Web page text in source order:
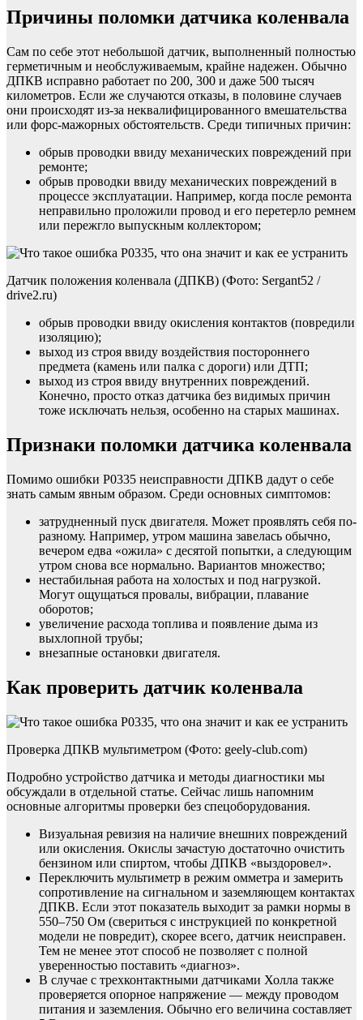
Причины поломки датчика коленвала
Сам по себе этот небольшой датчик, выполненный полностью
герметичным и необслуживаемым, крайне надежен. Обычно
ДПКВ исправно работает по 200, 300 и даже 500 тысяч
километров. Если же случаются отказы, в половине случаев
они происходят из-за неквалифицированного вмешательства
или форс-мажорных обстоятельств. Среди типичных причин:
обрыв проводки ввиду механических повреждений при
ремонте;
обрыв проводки ввиду механических повреждений в
процессе эксплуатации. Например, когда после ремонта
неправильно проложили провод и его перетерло ремнем
или пережгло выпускным коллектором;
Датчик положения коленвала (ДПКВ) (Фото: Sergant52 /
drive2.ru)
обрыв проводки ввиду окисления контактов (повредили
изоляцию);
выход из строя ввиду воздействия постороннего
предмета (камень или палка с дороги) или ДТП;
выход из строя ввиду внутренних повреждений.
Конечно, просто отказ датчика без видимых причин
тоже исключать нельзя, особенно на старых машинах.
Признаки поломки датчика коленвала
Помимо ошибки P0335 неисправности ДПКВ дадут о себе
знать самым явным образом. Среди основных симптомов:
затрудненный пуск двигателя. Может проявлять себя по-
разному. Например, утром машина завелась обычно,
вечером едва «ожила» с десятой попытки, а следующим
утром снова все нормально. Вариантов множество;
нестабильная работа на холостых и под нагрузкой.
Могут ощущаться провалы, вибрации, плавание
оборотов;
увеличение расхода топлива и появление дыма из
выхлопной трубы;
внезапные остановки двигателя.
Как проверить датчик коленвала
Проверка ДПКВ мультиметром (Фото: geely-club.com)
Подробно устройство датчика и методы диагностики мы
обсуждали в отдельной статье. Сейчас лишь напомним
основные алгоритмы проверки без спецоборудования.
Визуальная ревизия на наличие внешних повреждений
или окисления. Окислы зачастую достаточно очистить
бензином или спиртом, чтобы ДПКВ «выздоровел».
Переключить мультиметр в режим омметра и замерить
сопротивление на сигнальном и заземляющем контактах
ДПКВ. Если этот показатель выходит за рамки нормы в
550–750 Ом (свериться с инструкцией по конкретной
модели не повредит), скорее всего, датчик неисправен.
Тем не менее этот способ не позволяет с полной
уверенностью поставить «диагноз».
В случае с трехконтактными датчиками Холла также
проверяется опорное напряжение — между проводом
питания и заземления. Обычно его величина составляет